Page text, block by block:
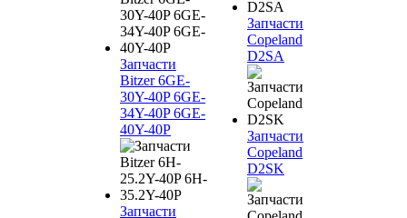
Запчасти
Bitzer 6GE-
30Y-40P 6GE-
34Y-40P 6GE-
40Y-40P
Запчасти
Запчасти
Copeland
D2SA
Запчасти
Copeland
D2SK